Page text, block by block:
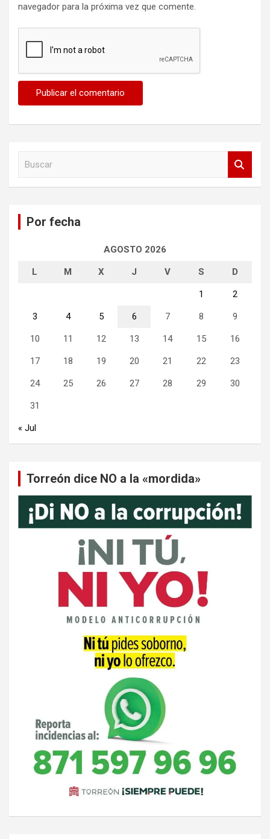
navegador para la próxima vez que comente.
Por fecha
AGOSTO 2026
L M X J V S D
1 2
3 4 5 6 7 8 9
10 11 12 13 14 15 16
17 18 19 20 21 22 23
24 25 26 27 28 29 30
31
« Jul
Torreón dice NO a la «mordida»